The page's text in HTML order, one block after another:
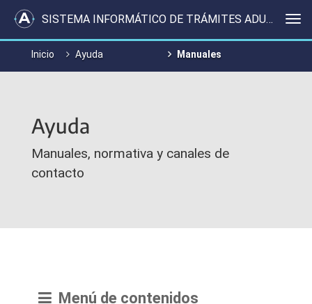
SISTEMA INFORMÁTICO DE TRÁMITES ADUANEROS
Inicio Ayuda Manuales
Ayuda
Manuales, normativa y canales de
contacto
Menú de contenidos